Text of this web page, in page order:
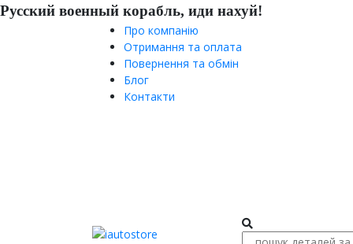
Русский военный корабль, иди нахуй!
Про компанію
Отримання та оплата
Повернення та обмін
Блог
Контакти